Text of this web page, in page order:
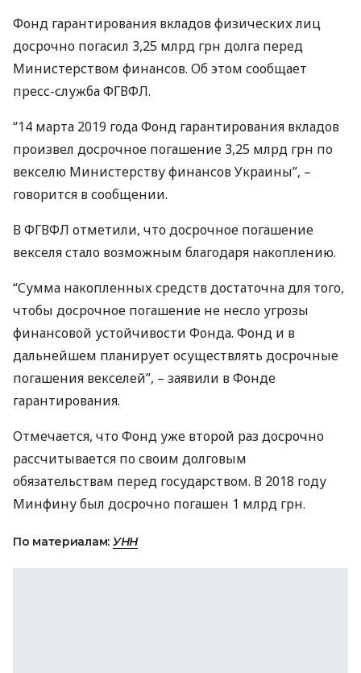
Фонд гарантирования вкладов физических лиц
досрочно погасил 3,25 млрд грн долга перед
Министерством финансов. Об этом сообщает
пресс-службаФГВФЛ.
“14 марта 2019 года Фонд гарантирования вкладов
произвел досрочное погашение 3,25 млрд грн по
векселю Министерству финансов Украины”, –
говорится в сообщении.
ВФГВФЛ отметили, что досрочное погашение
векселя стало возможным благодаря накоплению.
“Сумма накопленных средств достаточна для того,
чтобы досрочное погашение не несло угрозы
финансовой устойчивости Фонда. Фонд и в
дальнейшем планирует осуществлять досрочные
погашения векселей”, – заявили в Фонде
гарантирования.
Отмечается, что Фонд уже второй раз досрочно
рассчитывается по своим долговым
обязательствам перед государством. В 2018 году
Минфину был досрочно погашен 1 млрд грн.
По материалам: УНН